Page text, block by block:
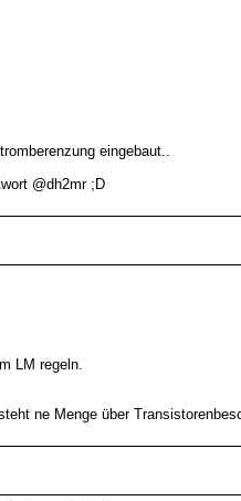
eingebaut..
@dh2mr ;D
LM regeln.
ne Menge über